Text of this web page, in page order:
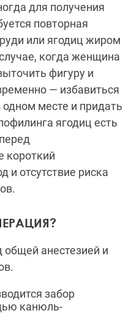
для получения
повторная
или ягодиц жиром
когда женщина
фигуру и
— избавиться
месте и придать
ягодиц есть
короткий
и отсутствие риска
общей анестезией и
забор
канюль-